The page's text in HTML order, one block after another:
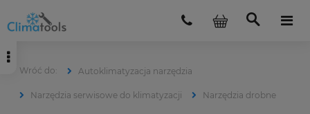
Autoklimatyzacja narzędzia
Narzędzia serwisowe do klimatyzacji Narzędzia drobne